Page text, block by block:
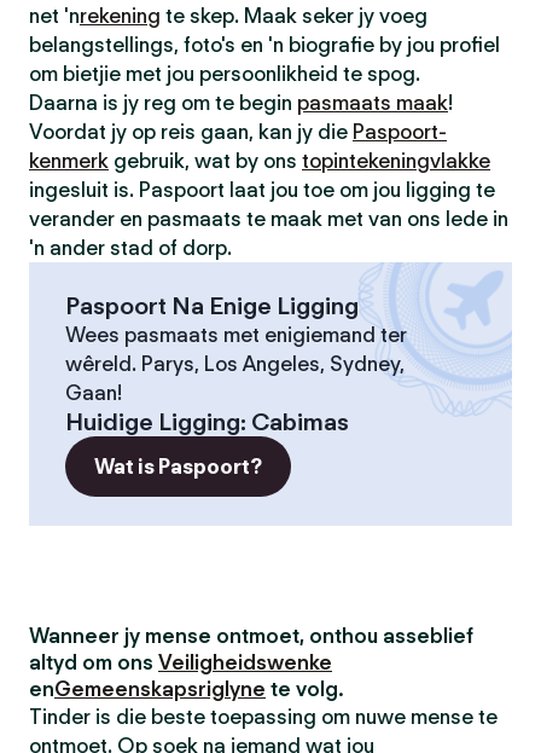
net 'nrekening te skep. Maak seker jy voeg
belangstellings, foto's en 'n biografie by jou profiel
om bietjie met jou persoonlikheid te spog.
Daarna is jy reg om te begin pasmaats maak!
Voordat jy op reis gaan, kan jy die Paspoort-
kenmerk gebruik, wat by ons topintekeningvlakke
ingesluit is. Paspoort laat jou toe om jou ligging te
verander en pasmaats te maak met van ons lede in
'n ander stad of dorp.
Paspoort Na Enige Ligging
Wees pasmaats met enigiemand ter
wêreld. Parys, Los Angeles, Sydney,
Gaan!
Huidige Ligging: Cabimas
Wat is Paspoort?
Wanneer jy mense ontmoet, onthou asseblief
altyd om ons Veiligheidswenke
enGemeenskapsriglyne te volg.
Tinder is die beste toepassing om nuwe mense te
ontmoet. Op soek na iemand wat jou